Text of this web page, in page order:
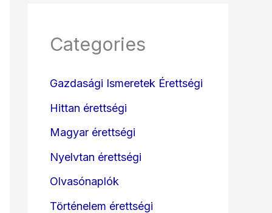
Categories
Gazdasági Ismeretek Érettségi
Hittan érettségi
Magyar érettségi
Nyelvtan érettségi
Olvasónaplók
Történelem érettségi